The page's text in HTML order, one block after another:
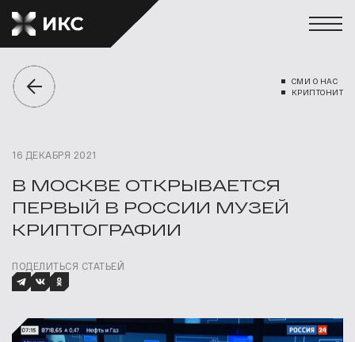
СМИ О НАС
КРИПТОНИТ
16 ДЕКАБРЯ 2021
В МОСКВЕ ОТКРЫВАЕТСЯ
ПЕРВЫЙ В РОССИИ МУЗЕЙ
КРИПТОГРАФИИ
ПОДЕЛИТЬСЯ СТАТЬЕЙ